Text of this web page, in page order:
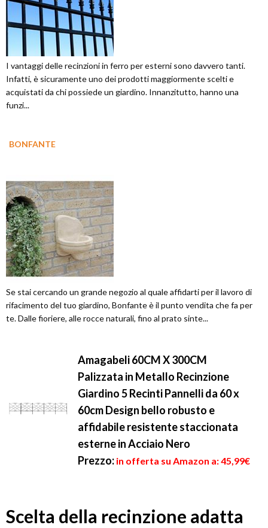
I vantaggi delle recinzioni in ferro per esterni sono davvero tanti.
Infatti, è sicuramente uno dei prodotti maggiormente scelti e
acquistati da chi possiede un giardino. Innanzitutto, hanno una
funzi...
BONFANTE
Se stai cercando un grande negozio al quale affidarti per il lavoro di
rifacimento del tuo giardino, Bonfante è il punto vendita che fa per
te. Dalle fioriere, alle rocce naturali, fino al prato sinte...
Amagabeli 60CM X 300CM
Palizzata in Metallo Recinzione
Giardino 5 Recinti Pannelli da 60 x
60cm Design bello robusto e
affidabile resistente staccionata
esterne in Acciaio Nero
Prezzo: in offerta su Amazon a: 45,99€
Scelta della recinzione adatta